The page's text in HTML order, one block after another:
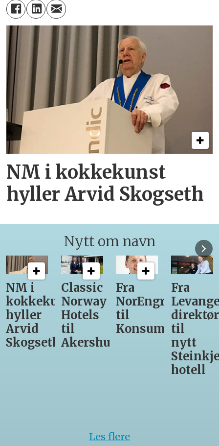
NM i kokkekunst
hyller Arvid Skogseth
Nytt om navn
Classic
Norway
Hotels
til
Akershus
Fra
NorEngros
til
Konsumgruppen
Fra
Levanger-
direktør
til
Steinkjer-
12
får
være
med
Asko
Les flere